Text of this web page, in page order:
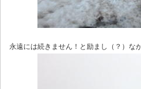
永遠には続きません！と励まし（？）なが